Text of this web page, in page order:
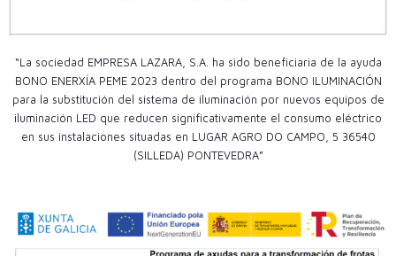
“La sociedad EMPRESA LAZARA, S.A. ha sido beneficiaria de la ayuda
BONO ENERXÍA PEME 2023 dentro del programa BONO ILUMINACIÓN
para la substitución del sistema de iluminación por nuevos equipos de
iluminación LED que reducen significativamente el consumo eléctrico
en sus instalaciones situadas en LUGAR AGRO DO CAMPO, 5 36540
(SILLEDA) PONTEVEDRA”